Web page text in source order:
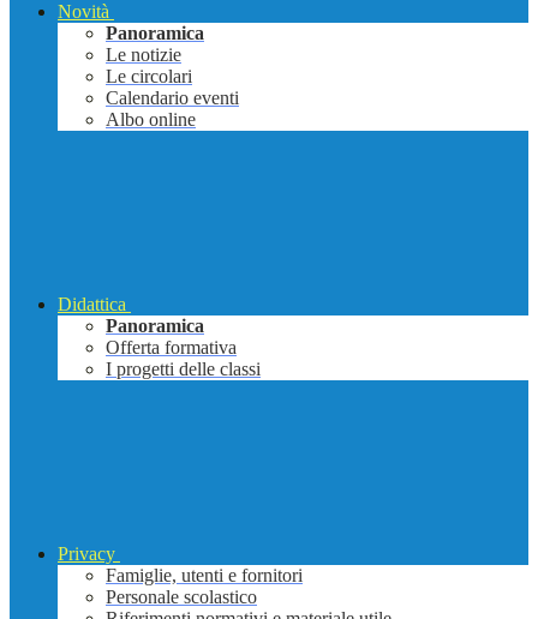
Novità
Panoramica
Le notizie
Le circolari
Calendario eventi
Albo online
Didattica
Panoramica
Offerta formativa
I progetti delle classi
Privacy
Famiglie, utenti e fornitori
Personale scolastico